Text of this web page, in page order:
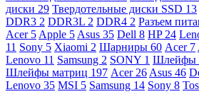
диски 29 Твердотельные диски SSD 13
DDR3 2 DDR3L 2 DDR4 2 Разъем
Acer 5 Apple 5 Asus 35 Dell 8 HP 24
11 Sony 5 Xiaomi 2 Шарниры 60 Acer 7
Lenovo 11 Samsung 2 SONY 1 Шлейфы
Шлейфы матриц 197 Acer 26 Asus 46
Lenovo 35 MSI 5 Samsung 14 Sony 8